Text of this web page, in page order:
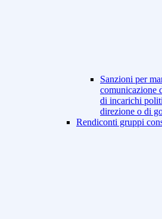
Sanzioni per
comunicazione
di incarichi
direzione o di
Rendiconti gruppi